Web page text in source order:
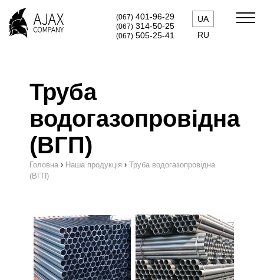
UA
RU
(067) 401-96-29
(067) 314-50-25
(067) 505-25-41
Труба
водогазопровідна
(ВГП)
Головна › Наша продукція › Труба водогазопровідна
(ВГП)